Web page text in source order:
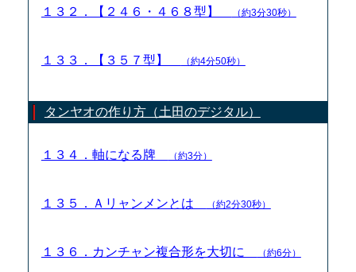
１３２．【２４６・４６８型】 （約3分30秒）
１３３．【３５７型】 （約4分50秒）
タンヤオの作り方（土田のデジタル）
１３４．軸になる牌 （約3分）
１３５．Ａリャンメンとは （約2分30秒）
１３６．カンチャン複合形を大切に （約6分）